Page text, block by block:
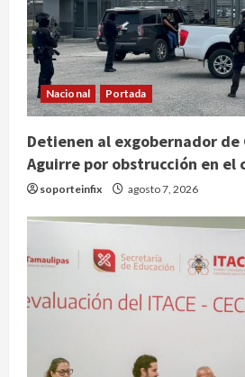
Nacional Portada
Detienen al exgobernador de
Aguirre por obstrucción en el
soporteinfix agosto 7, 2026
2
SMN
granizo y calor
agosto 7, 2026
Internacional
Christopher
visita a Islas